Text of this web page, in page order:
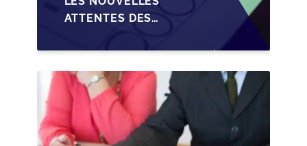
ATTENTES DES
TRANSMISSION DES
PME BELGES